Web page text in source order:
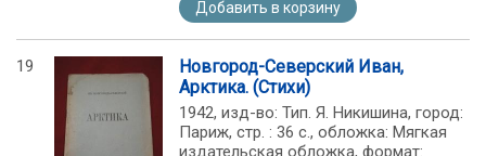
Добавить в корзину
19
Новгород-Северский Иван,
Арктика. (Стихи)
1942, изд-во: Тип. Я. Никишина, город:
Париж, стр. : 36 с., обложка: Мягкая
издательская обложка, формат: